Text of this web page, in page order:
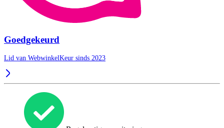
Goedgekeurd
Lid van WebwinkelKeur sinds 2023